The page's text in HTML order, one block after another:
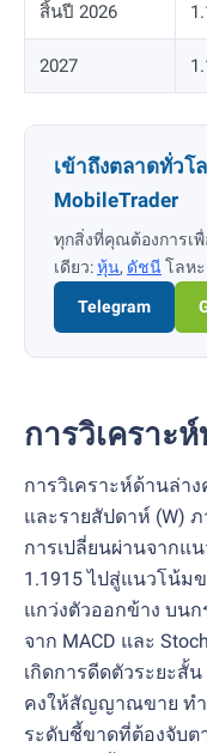
สิ้นปี 2026
2027
เข้าถึงตลาดทั่วโ
MobileTrader
ทุกสิ่งที่คุณต้องการเ
เดียว:หุ้น, ดัชนีโลห
Telegram
การวิเคราะห์
การวิเคราะห์ด้านล่า
และรายสัปดาห์ (W)
การเปลี่ยนผ่านจากแ
1.1915 ไปสู่แนวโน้ม
แกว่งตัวออกข้าง บน
จาก MACD และ
เกิดการดีดตัวระยะสั้
คงให้สัญญาณขาย ทำ
ระดับชี้ขาดที่ต้องจับต